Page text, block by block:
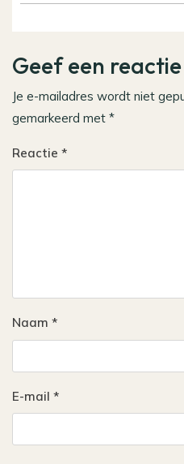
Geef een reactie
Je e-mailadres wordt niet
gemarkeerd met *
Reactie *
Naam *
E-mail *